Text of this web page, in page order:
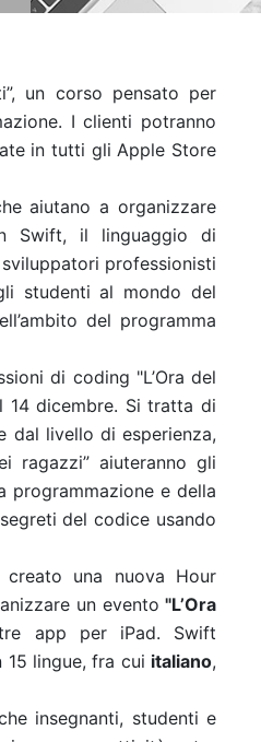
un corso pensato per
I clienti potranno
in tutti gli Apple Store
aiutano a organizzare
Swift, il linguaggio di
professionisti
studenti al mondo del
del programma
di coding "L’Ora del
14 dicembre. Si tratta di
dal livello di esperienza,
ragazzi” aiuteranno gli
e della
del codice usando
creato una nuova Hour
un evento "L’Ora
app per iPad. Swift
15 lingue, fra cui italiano,
insegnanti, studenti e